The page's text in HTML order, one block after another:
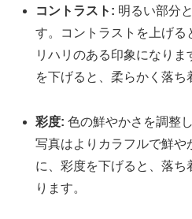
コントラスト: 明るい部分
す。コントラストを上げる
リハリのある印象になりま
を下げると、柔らかく落ち
彩度: 色の鮮やかさを調整
写真はよりカラフルで鮮や
に、彩度を下げると、落ち
ります。